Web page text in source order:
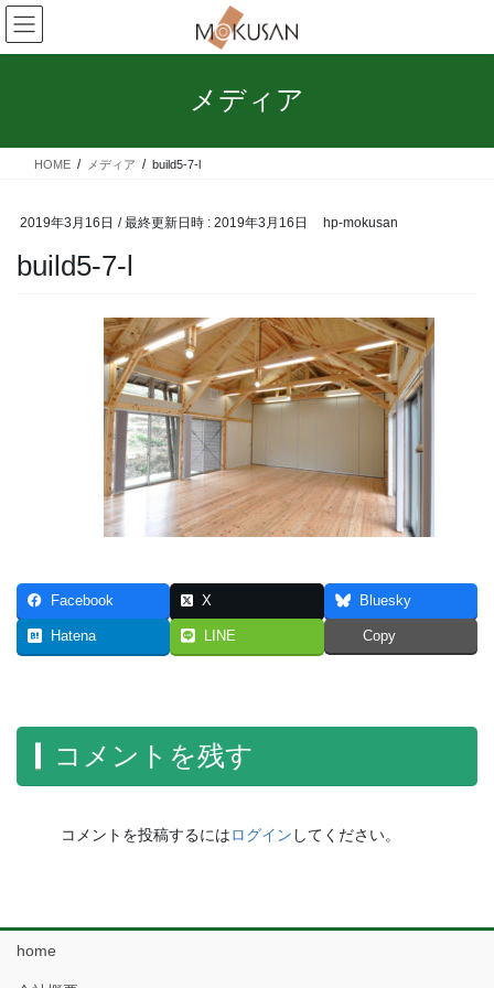
コ
ン
テ
ス
ナ
ビ
ゲ
ン
メディア
HOME メディア build5-7-l
2019年3月16日 / 最終更新日時 : 2019年3月16日 hp-mokusan
build5-7-l
Facebook X Bluesky
Hatena LINE Copy
コメントを残す
コメントを投稿するにはログイン してください。
home